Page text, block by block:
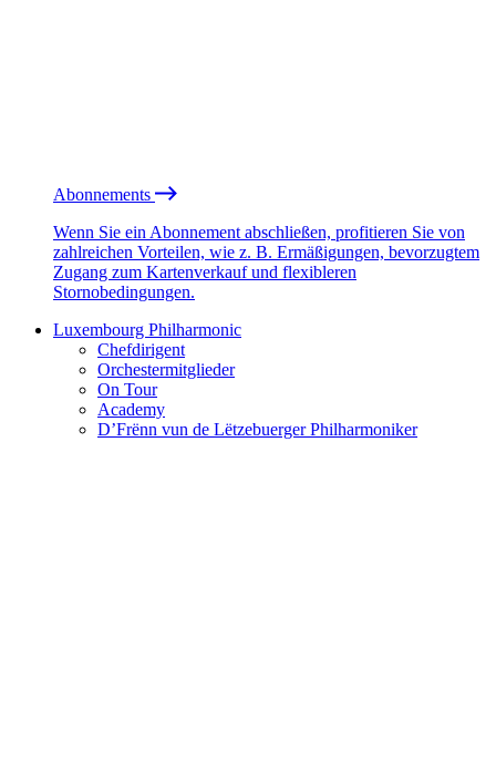
Abonnements
Wenn Sie ein Abonnement abschließen, profitieren Sie von
zahlreichen Vorteilen, wie z. B. Ermäßigungen, bevorzugtem
Zugang zum Kartenverkauf und flexibleren
Stornobedingungen.
Luxembourg Philharmonic
Chefdirigent
Orchestermitglieder
On Tour
Academy
D’Frënn vun de Lëtzebuerger Philharmoniker